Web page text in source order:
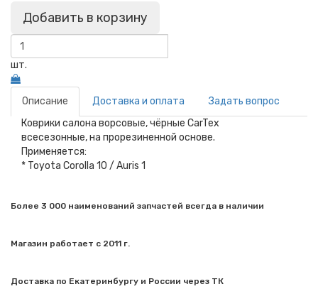
Добавить в корзину
шт.
Описание Доставка и оплата
Задать вопрос
Коврики салона ворсовые, чёрные CarTex
всесезонные, на прорезиненной основе.
Применяется:
* Toyota Corolla 10 / Auris 1
Более 3 000 наименований запчастей всегда в наличии
Магазин работает с 2011 г.
Доставка по Екатеринбургу и России через ТК